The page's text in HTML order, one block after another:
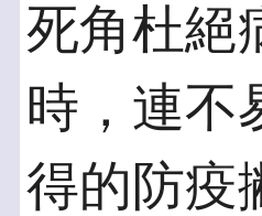
死角杜絕
時，連不
得的防疫